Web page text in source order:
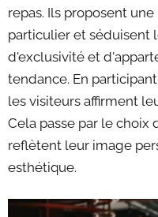
repas. Ils proposent
particulier et séduisent
d'exclusivité et
tendance. En
les visiteurs affirment
Cela passe par le choix
reflètent leur image
esthétique.